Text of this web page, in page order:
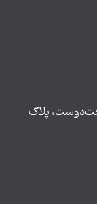
پلاک